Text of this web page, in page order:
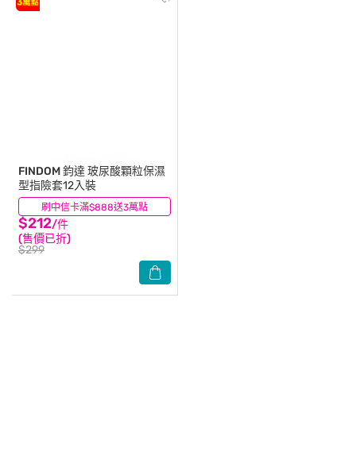
刷中信卡滿$888送3萬點
FINDOM鈞達 玻尿酸顆粒保濕
型指險套12入裝
$212/件
(售價已折)
$299
(9)